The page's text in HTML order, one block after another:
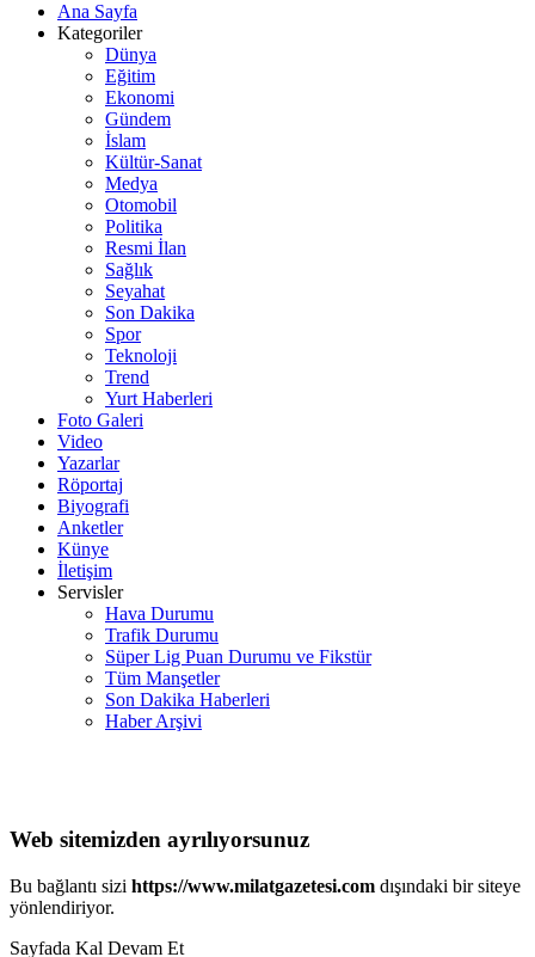
Ana Sayfa
Kategoriler
Dünya
Eğitim
Ekonomi
Gündem
İslam
Kültür-Sanat
Medya
Otomobil
Politika
Resmi İlan
Sağlık
Seyahat
Son Dakika
Spor
Teknoloji
Trend
Yurt Haberleri
Foto Galeri
Video
Yazarlar
Röportaj
Biyografi
Anketler
Künye
İletişim
Servisler
Hava Durumu
Trafik Durumu
Süper Lig Puan Durumu ve Fikstür
Tüm Manşetler
Son Dakika Haberleri
Haber Arşivi
Web sitemizden ayrılıyorsunuz
Bu bağlantı sizi https://www.milatgazetesi.com dışındaki bir siteye
yönlendiriyor.
Sayfada Kal Devam Et